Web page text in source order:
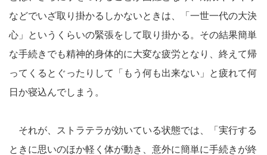
などでいざ取り掛かるしかないときは、「一世一代の大決
心」というくらいの緊張をして取り掛かる。その結果簡単
な手続きでも精神的身体的に大変な疲労となり、終えて帰
ってくるとぐったりして「もう何も出来ない」と疲れて何
日か寝込んでしまう。
それが、ストラテラが効いている状態では、「実行する
ときに思いのほか軽く体が動き、意外に簡単に手続きが終